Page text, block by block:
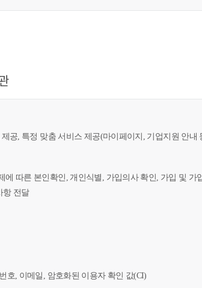
공, 특정 맞춤 서비스 제공(마이페이지, 기업지원 안내
따른 본인확인, 개인식별, 가입의사 확인, 가입 및 가
항 전달
호, 이메일, 암호화된 이용자 확인 값(CI)